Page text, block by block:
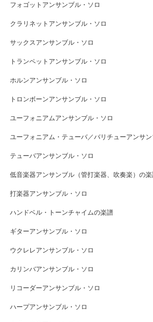
フォゴットアンサンブル・ソロ
クラリネットアンサンブル・ソロ
サックスアンサンブル・ソロ
トランペットアンサンブル・ソロ
ホルンアンサンブル・ソロ
トロンボーンアンサンブル・ソロ
ユーフォニアムアンサンブル・ソロ
ユーフォニアム・テューバ／バリチューアンサ
テューバアンサンブル・ソロ
低音楽器アンサンブル（管打楽器、吹奏楽）の
打楽器アンサンブル・ソロ
ハンドベル・トーンチャイムの楽譜
ギターアンサンブル・ソロ
ウクレレアンサンブル・ソロ
カリンバアンサンブル・ソロ
リコーダーアンサンブル・ソロ
ハープアンサンブル・ソロ